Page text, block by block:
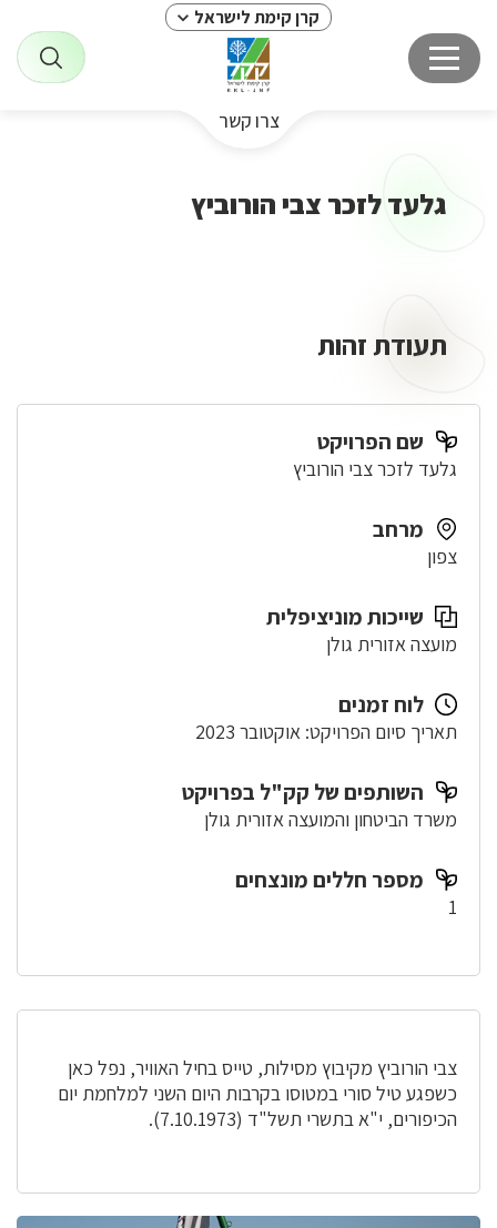
קרן קימת לישראל
צרו קשר
גלעד לזכר צבי הורוביץ
תעודת זהות
שם הפרויקט
גלעד לזכר צבי הורוביץ
מרחב
צפון
שייכות מוניציפלית
מועצה אזורית גולן
לוח זמנים
תאריך סיום הפרויקט: אוקטובר 2023
השותפים של קק"ל בפרויקט
משרד הביטחון והמועצה אזורית גולן
מספר חללים מונצחים
1
צבי הורוביץ מקיבוץ מסילות, טייס בחיל האוויר, נפל כאן
כשפגע טיל סורי במטוסו בקרבות היום השני למלחמת יום
הכיפורים, י"א בתשרי תשל"ד (7.10.1973).